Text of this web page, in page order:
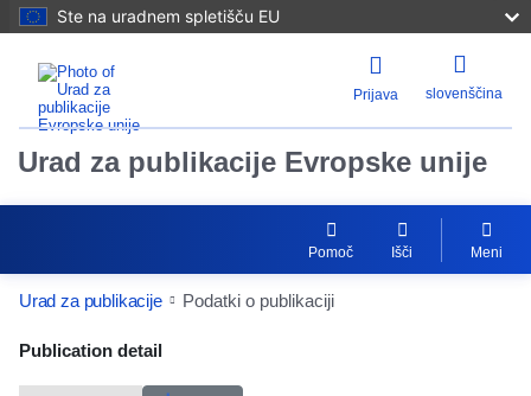
Ste na uradnem spletišču EU
Prijava slovenščina
Urad za publikacije Evropske unije
Pomoč Išči Meni
Urad za publikacije Podatki o publikaciji
Publication Detail Actions Portlet
Moja lestvica
Publication detail